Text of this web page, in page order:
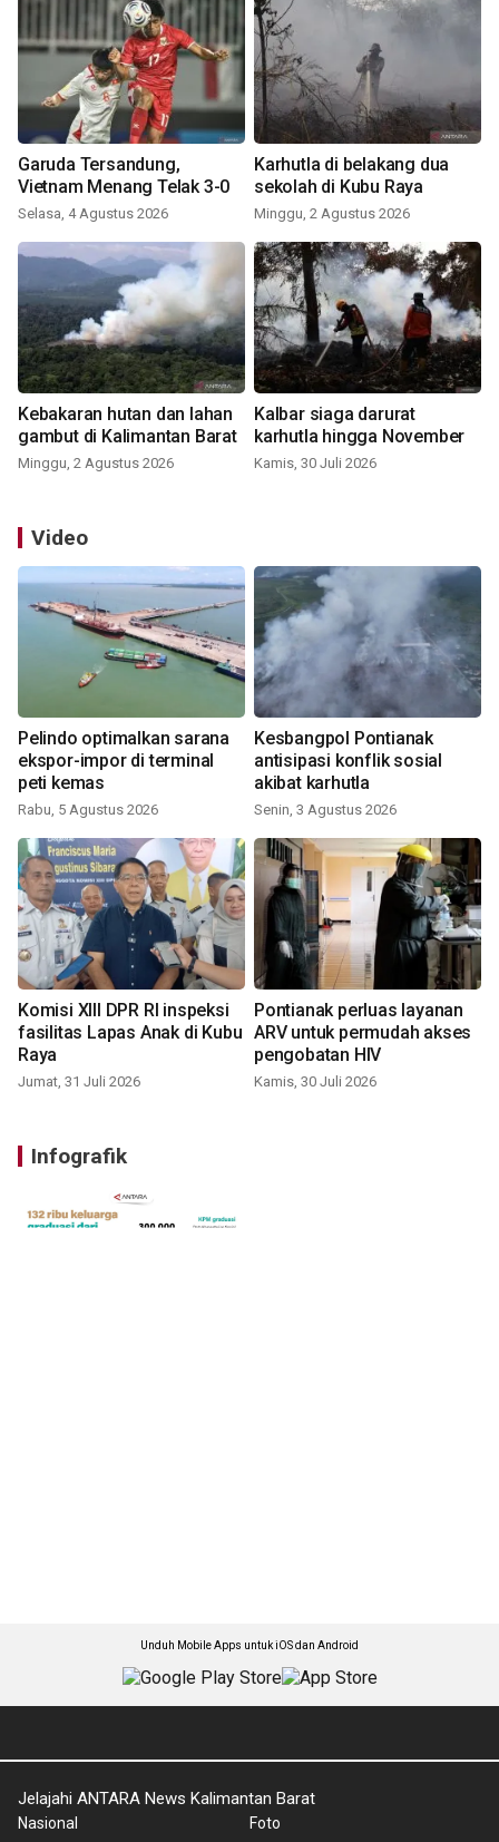
Garuda Tersandung,
Vietnam Menang Telak 3-0
Selasa, 4 Agustus 2026
Karhutla di belakang dua
sekolah di Kubu Raya
Minggu, 2 Agustus 2026
Kebakaran hutan dan lahan
gambut di Kalimantan Barat
Minggu, 2 Agustus 2026
Kalbar siaga darurat
karhutla hingga November
Kamis, 30 Juli 2026
Video
Pelindo optimalkan sarana
ekspor-impor di terminal
peti kemas
Rabu, 5 Agustus 2026
Kesbangpol Pontianak
antisipasi konflik sosial
akibat karhutla
Senin, 3 Agustus 2026
Komisi XIII DPR RI inspeksi
fasilitas Lapas Anak di Kubu
Raya
Jumat, 31 Juli 2026
Pontianak perluas layanan
ARV untuk permudah akses
pengobatan HIV
Kamis, 30 Juli 2026
Infografik
Unduh Mobile Apps untuk iOS dan Android
Jelajahi ANTARA News Kalimantan Barat
Nasional Foto